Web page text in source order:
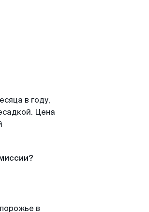
в году,
Цена
в